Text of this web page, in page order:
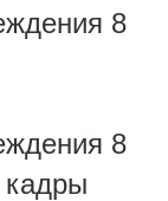
8
8